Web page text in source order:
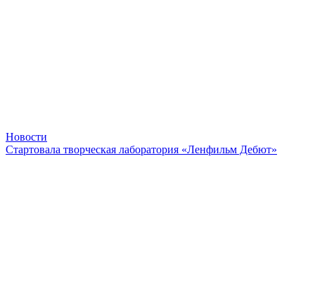
Новости
Стартовала творческая лаборатория «Ленфильм Дебют»